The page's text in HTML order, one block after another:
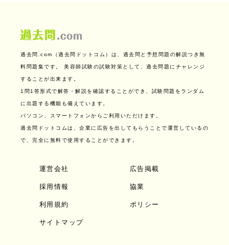
過去問.com（過去問ドットコム）は、過去問と予想問題の解説つき無
料問題集です。 美容師試験の試験対策として、過去問題にチャレンジ
することが出来ます。
1問1答形式で解答・解説を確認することができ、試験問題をランダム
に出題する機能も備えています。
パソコン、スマートフォンからご利用いただけます。
過去問ドットコムは、企業に広告を出してもらうことで運営しているの
で、完全に無料で使用することができます。
運営会社 広告掲載
採用情報 協業
利用規約 ポリシー
サイトマップ